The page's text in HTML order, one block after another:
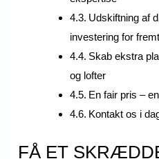
Udskiftning af
investering for
Skab ekstra
og lofter
En fair pris –
Kontakt os i
FÅ ET